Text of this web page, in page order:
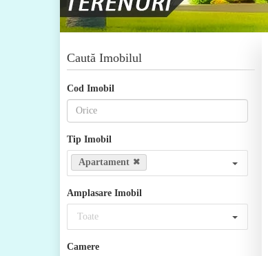
Caută Imobilul
Cod Imobil
Tip Imobil
Apartament
Amplasare Imobil
Toate
Camere